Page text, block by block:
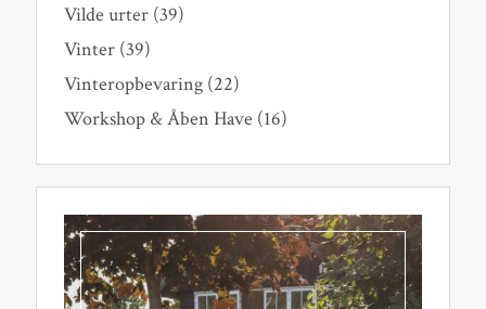
Vilde urter(39)
Vinter(39)
Vinteropbevaring(22)
Workshop & Åben Have (16)